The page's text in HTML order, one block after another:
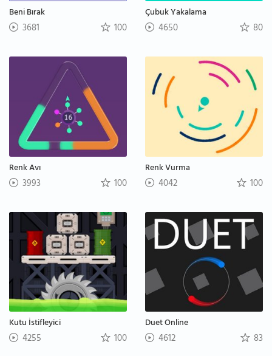
Beni Bırak
3681 100
Çubuk Yakalama
4650 80
Renk Avı
3993 100
Renk Vurma
4042 100
Kutu İstifleyici
4255 100
Duet Online
4612 83